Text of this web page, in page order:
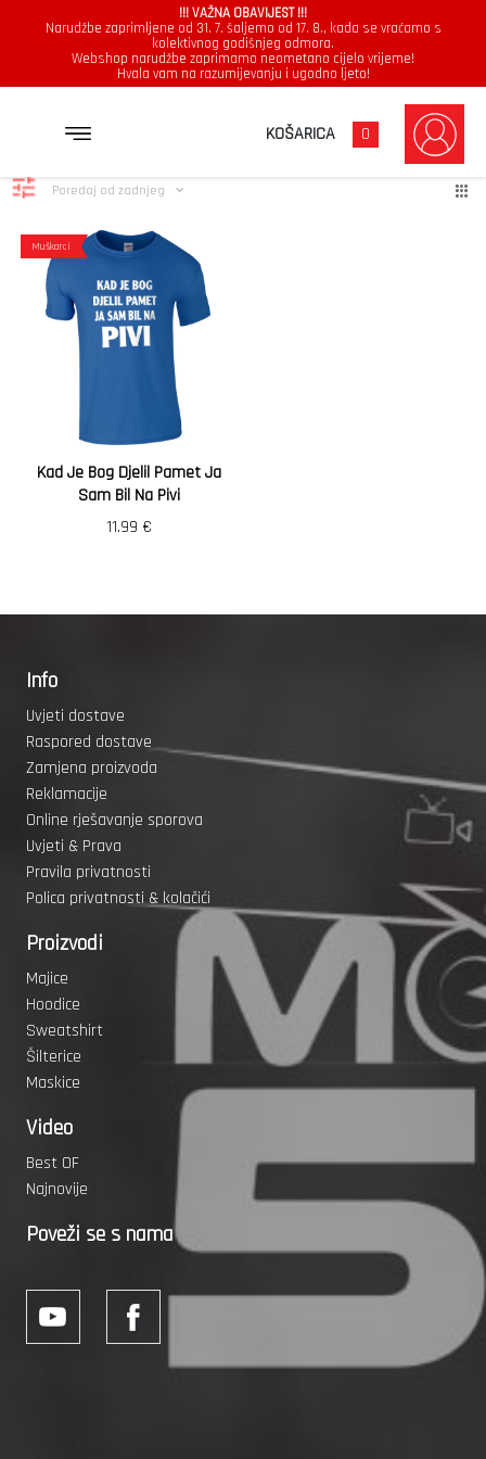
!!! VAŽNA OBAVIJEST !!!
Narudžbe zaprimljene od 31. 7. šaljemo od 17. 8., kada se vraćamo s
kolektivnog godišnjeg odmora.
Webshop narudžbe zaprimamo neometano cijelo vrijeme!
Hvala vam na razumijevanju i ugodno ljeto!
KOŠARICA 0
pamet Prikazuje se jedan rezultat
Poredaj od zadnjeg
Muškarci
Kad Je Bog Djelil Pamet Ja
Sam Bil Na Pivi
11.99 €
Info
Uvjeti dostave
Raspored dostave
Zamjena proizvoda
Reklamacije
Online rješavanje sporova
Uvjeti & Prava
Pravila privatnosti
Polica privatnosti & kolačići
Proizvodi
Majice
Hoodice
Sweatshirt
Šilterice
Maskice
Video
Best OF
Najnovije
Poveži se s nama